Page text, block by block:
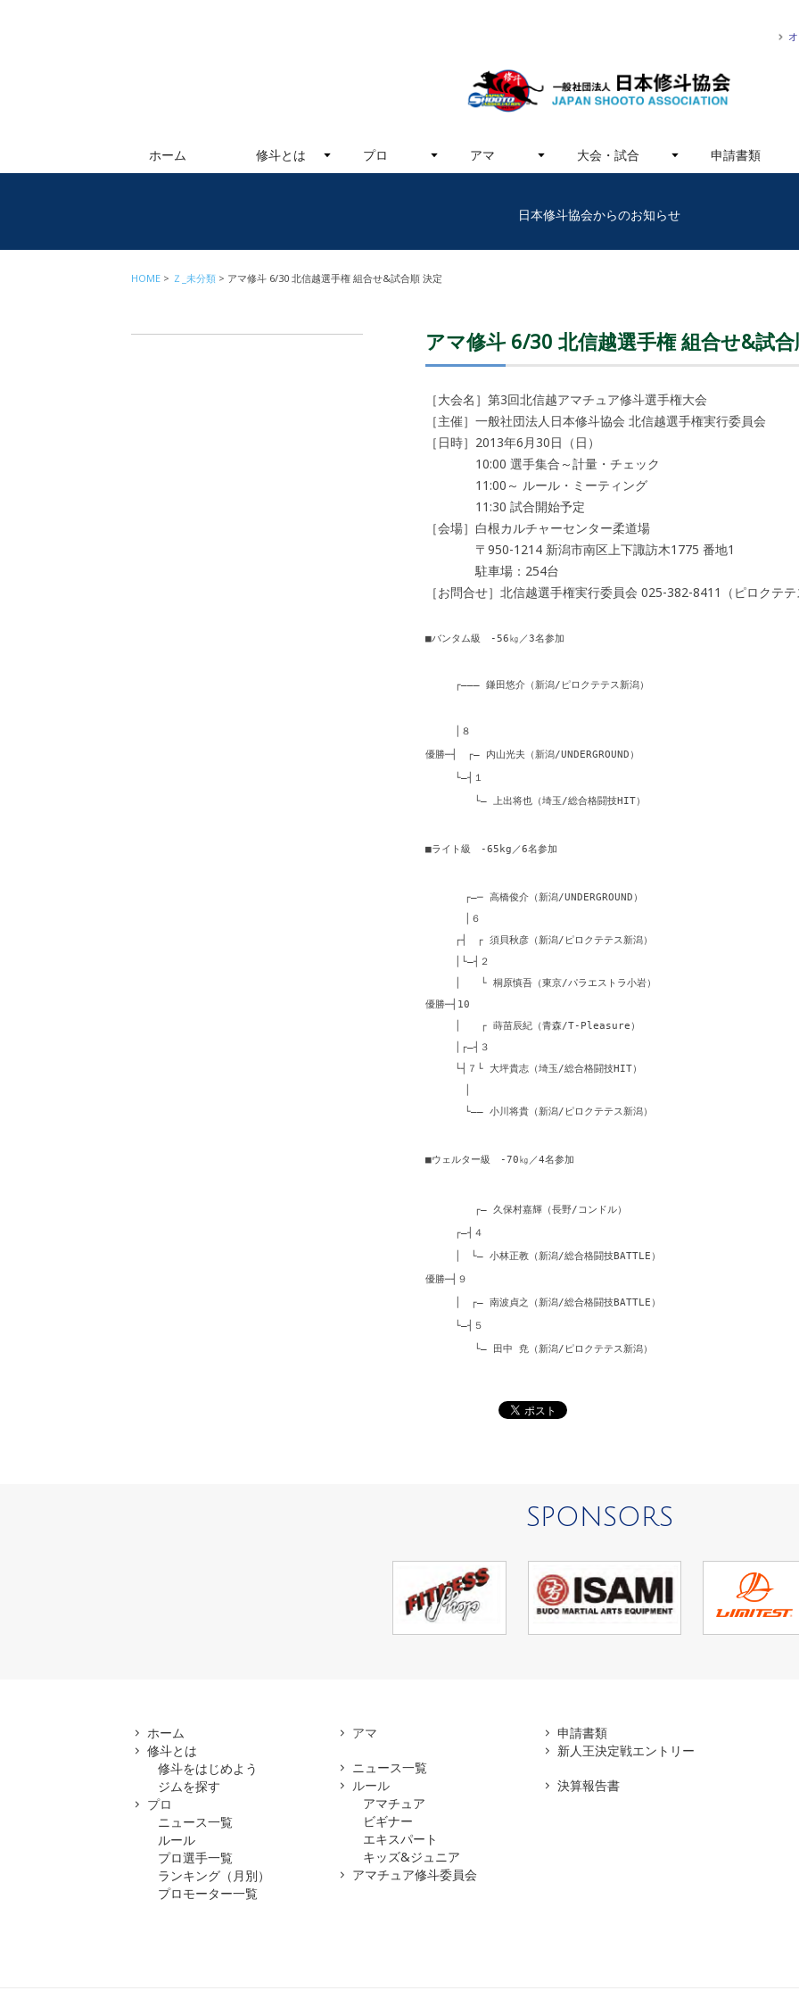
ホーム 修斗とは プロ アマ 大会・試合 申請書類
日本修斗協会からのお知らせ
HOME Ｚ_未分類 アマ修斗 6/30 北信越選手権 組合せ&試合順 決定
アマ修斗 6/30 北信越選手権 組合せ&試合
［大会名］第3回北信越アマチュア修斗選手権大会
［主催］一般社団法人日本修斗協会 北信越選手権実行委員会
［日時］2013年6月30日（日）
10:00 選手集合～計量・チェック
11:00～ ルール・ミーティング
11:30 試合開始予定
［会場］白根カルチャーセンター柔道場
〒950-1214 新潟市南区上下諏訪木1775 番地1
駐車場：254台
［お問合せ］北信越選手権実行委員会 025-382-8411（ピロクテテ
■バンタム級 -56㎏／3名参加
┌――― 鎌田悠介（新潟/ピ
│８
優勝─┤ ┌― 内山光夫（新潟/UNDERGROUND）
└―┤１
└― 上出将也（埼玉/総合格闘技HIT）
■ライト級 -65kg／6名参加
┌―─ 高橋俊介（新潟/UNDERGROUND）
│６
┌┤ ┌ 須貝秋彦（新潟/ピロクテテス新潟）
│└―┤２
│ └ 桐原慎吾（東京/パラエストラ小岩）
優勝─┤10
│ ┌ 蒔苗辰紀（青森/T-Pleasure）
│┌―┤３
└┤７└ 大坪貴志（埼玉/総合格闘技HIT）
└―― 小川将貴（新潟/ピロクテテス新潟）
■ウェルター級 -70㎏／4名参加
┌― 久保村嘉輝（長野/コンドル）
┌―┤４
│ └― 小林正教（新潟/総合格闘技BATTLE）
優勝─┤９
│ ┌― 南波貞之（新潟/総合格闘技BATTLE）
└―┤５
└― 田中 尭（新潟/ピロクテテス新潟）
SPONSORS
ホーム
修斗とは
修斗をはじめよう
ジムを探す
プロ
ニュース一覧
ルール
プロ選手一覧
ランキング（月別）
プロモーター一覧
アマ
ニュース一覧
ルール
アマチュア
ビギナー
エキスパート
キッズ&ジュニア
アマチュア修斗委員会
申請書類
新人王決定戦エントリー
決算報告書